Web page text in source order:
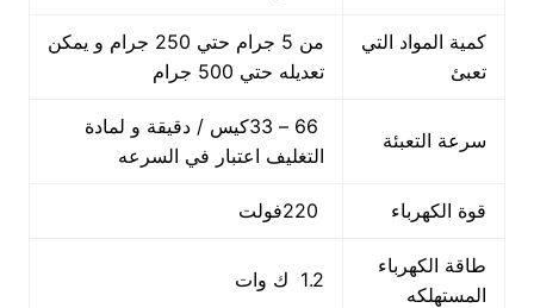
كمية المواد التي
تعبئ
من 5 جرام حتي 250 جرام و يمكن
تعديله حتي 500 جرام
سرعة التعبئة
66 – 33كيس / دقيقة و لمادة
التغليف اعتبار في السرعه
قوة الكهرباء
طاقة الكهرباء
المستهلكه
1.2 ك وات